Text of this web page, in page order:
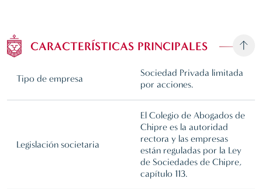
CARACTERÍSTICAS PRINCIPALES
Tipo de empresa
Sociedad Privada limitada
por acciones.
Legislación societaria
El Colegio de Abogados de
Chipre es la autoridad
rectora y las empresas
están reguladas por la Ley
de Sociedades de Chipre,
capítulo 113.